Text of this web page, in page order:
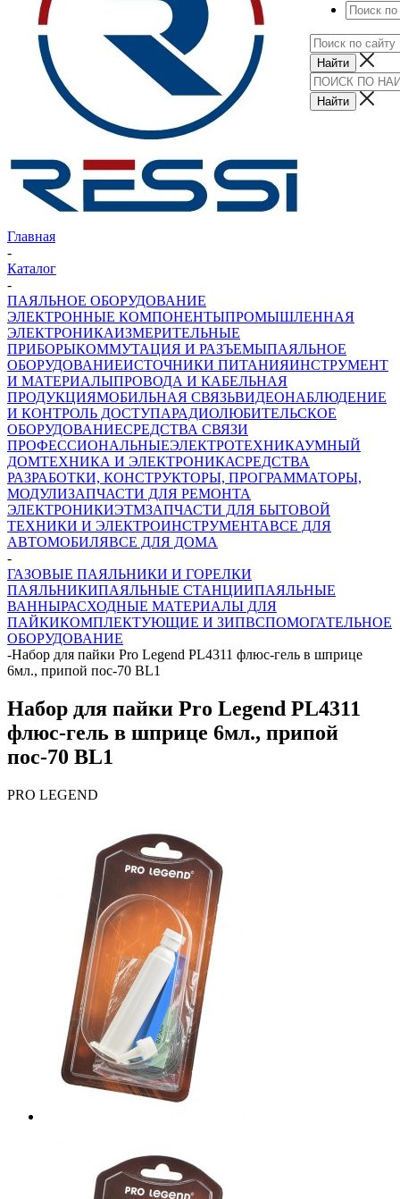
Главная
-
Каталог
-
ПАЯЛЬНОЕ ОБОРУДОВАНИЕ
ЭЛЕКТРОННЫЕ КОМПОНЕНТЫПРОМЫШЛЕННАЯ
ЭЛЕКТРОНИКАИЗМЕРИТЕЛЬНЫЕ
ПРИБОРЫКОММУТАЦИЯ И РАЗЪЕМЫПАЯЛЬНОЕ
ОБОРУДОВАНИЕИСТОЧНИКИ ПИТАНИЯИНСТРУМЕНТ
И МАТЕРИАЛЫПРОВОДА И КАБЕЛЬНАЯ
ПРОДУКЦИЯМОБИЛЬНАЯ СВЯЗЬВИДЕОНАБЛЮДЕНИЕ
И КОНТРОЛЬ ДОСТУПАРАДИОЛЮБИТЕЛЬСКОЕ
ОБОРУДОВАНИЕСРЕДСТВА СВЯЗИ
ПРОФЕССИОНАЛЬНЫЕЭЛЕКТРОТЕХНИКАУМНЫЙ
ДОМТЕХНИКА И ЭЛЕКТРОНИКАСРЕДСТВА
РАЗРАБОТКИ, КОНСТРУКТОРЫ, ПРОГРАММАТОРЫ,
МОДУЛИЗАПЧАСТИ ДЛЯ РЕМОНТА
ЭЛЕКТРОНИКИЭТМЗАПЧАСТИ ДЛЯ БЫТОВОЙ
ТЕХНИКИ И ЭЛЕКТРОИНСТРУМЕНТАВСЕ ДЛЯ
АВТОМОБИЛЯВСЕ ДЛЯ ДОМА
-
ГАЗОВЫЕ ПАЯЛЬНИКИ И ГОРЕЛКИ
ПАЯЛЬНИКИПАЯЛЬНЫЕ СТАНЦИИПАЯЛЬНЫЕ
ВАННЫРАСХОДНЫЕ МАТЕРИАЛЫ ДЛЯ
ПАЙКИКОМПЛЕКТУЮЩИЕ И ЗИПВСПОМОГАТЕЛЬНОЕ
ОБОРУДОВАНИЕ
-Набор для пайки Pro Legend PL4311 флюс-гель в шприце
6мл., припой пос-70 BL1
Набор для пайки Pro Legend PL4311
флюс-гель в шприце 6мл., припой
пос-70 BL1
PRO LEGEND